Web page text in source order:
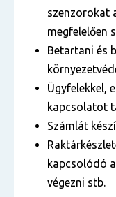
szenzorokat
megfelelően
Betartani és
Ügyfelekkel,
kapcsolatot
Számlát
kapcsolódó
végezni stb.